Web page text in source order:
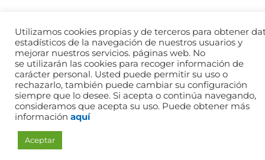
© 2026 APESORJE
Utilizamos cookies propias y de terceros para obtener
estadísticos de la navegación de nuestros usuarios y
mejorar nuestros servicios. páginas web. No
se utilizarán las cookies para recoger información de
carácter personal. Usted puede permitir su uso o
rechazarlo, también puede cambiar su configuración
siempre que lo desee. Si acepta o continúa navegando,
consideramos que acepta su uso. Puede obtener más
información aquí
Aceptar